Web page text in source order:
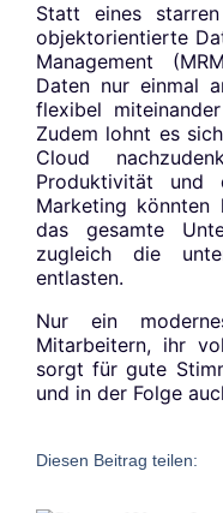
Statt eines
objektorientierte
Management
Daten nur einmal
flexibel
Zudem lohnt es
Cloud
Produktivität und
Marketing könnten
das gesamte
zugleich die
entlasten.
Nur ein
Mitarbeitern, ihr
sorgt für gute
und in der Folge
Diesen Beitrag teilen: